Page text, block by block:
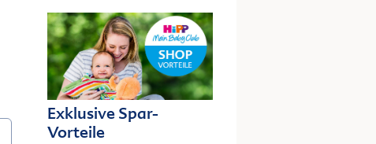
Exklusive Spar-
Vorteile